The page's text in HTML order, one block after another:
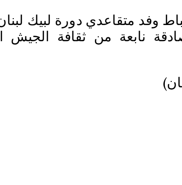
وفد متقاعدي دورة لبيك
نابعة من ثقافة الجيش